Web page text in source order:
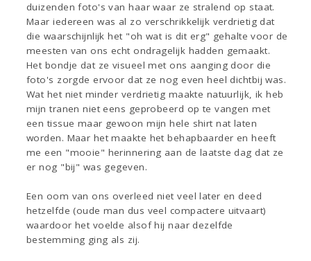
duizenden foto's van haar waar ze stralend op staat.
Maar iedereen was al zo verschrikkelijk verdrietig dat
die waarschijnlijk het "oh wat is dit erg" gehalte voor de
meesten van ons echt ondragelijk hadden gemaakt.
Het bondje dat ze visueel met ons aanging door die
foto's zorgde ervoor dat ze nog even heel dichtbij was.
Wat het niet minder verdrietig maakte natuurlijk, ik heb
mijn tranen niet eens geprobeerd op te vangen met
een tissue maar gewoon mijn hele shirt nat laten
worden. Maar het maakte het behapbaarder en heeft
me een "mooie" herinnering aan de laatste dag dat ze
er nog "bij" was gegeven.
Een oom van ons overleed niet veel later en deed
hetzelfde (oude man dus veel compactere uitvaart)
waardoor het voelde alsof hij naar dezelfde
bestemming ging als zij.